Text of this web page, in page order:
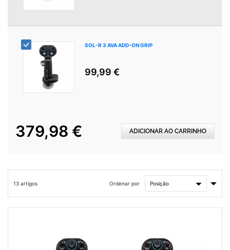
SOL-R 3 AVA ADD-ON GRIP
99,99 €
379,98 € ADICIONAR AO CARRINHO
13 artigos Ordenar por